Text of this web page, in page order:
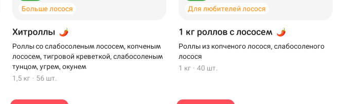
Больше лосося
Хитроллы
Роллы со слабосоленым лососем, копченым
лососем, тигровой креветкой, слабосоленым
тунцом, угрем, окунем
1,5 кг · 56 шт.
Для любителей лосося
1 кг роллов с лососем
Роллы из копченого лосося, слабосоленого
лосося
1 кг · 40 шт.